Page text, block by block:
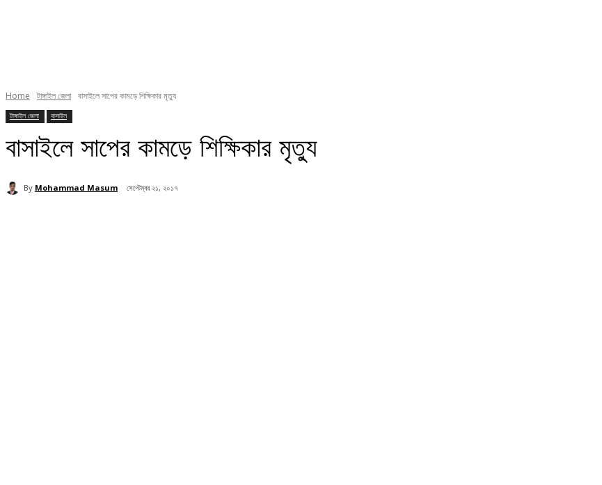
Home টাঙ্গাইল জেলা বাসাইলে সাপের কামড়ে শিক্ষিকার মৃত্যু
টাঙ্গাইল জেলা বাসাইল
বাসাইলে সাপের কামড়ে শিক্ষিকার মৃত্যু
By Mohammad Masum সেপ্টেম্বর ২১, ২০১৭